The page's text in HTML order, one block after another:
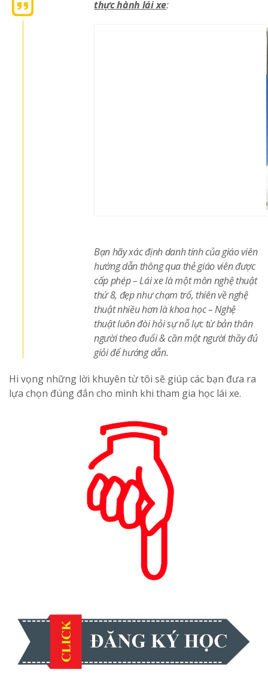
thực hành lái xe:
Bạn hãy xác định danh tính của giáo viên
hướng dẫn thông qua thẻ giáo viên được
cấp phép – Lái xe là một môn nghệ thuật
thứ 8, đẹp như chạm trổ, thiên về nghệ
thuật nhiều hơn là khoa học – Nghệ
thuật luôn đòi hỏi sự nỗ lực từ bản thân
người theo đuổi & cần một người thầy đủ
giỏi để hướng dẫn.
Hi vọng những lời khuyên từ tôi sẽ giúp các bạn đưa ra
lựa chọn đúng đắn cho mình khi tham gia học lái xe.